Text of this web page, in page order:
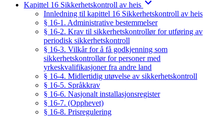
Kapittel 16 Sikkerhetskontroll av heis
Innledning til kapittel 16 Sikkerhetskontroll av heis
§ 16-1. Administrative bestemmelser
§ 16-2. Krav til sikkerhetskontrollør for utføring av
periodisk sikkerhetskontroll
§ 16-3. Vilkår for å få godkjenning som
sikkerhetskontrollør for personer med
yrkeskvalifikasjoner fra andre land
§ 16-4. Midlertidig utøvelse av sikkerhetskontroll
§ 16-5. Språkkrav
§ 16-6. Nasjonalt installasjonsregister
§ 16-7. (Opphevet)
§ 16-8. Prisregulering